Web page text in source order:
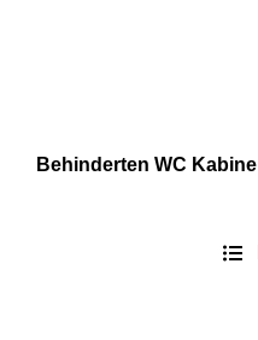
Behinderten WC Kabine